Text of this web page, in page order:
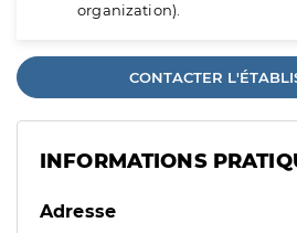
organization).
CONTACTER
INFORMATIONS
Adresse